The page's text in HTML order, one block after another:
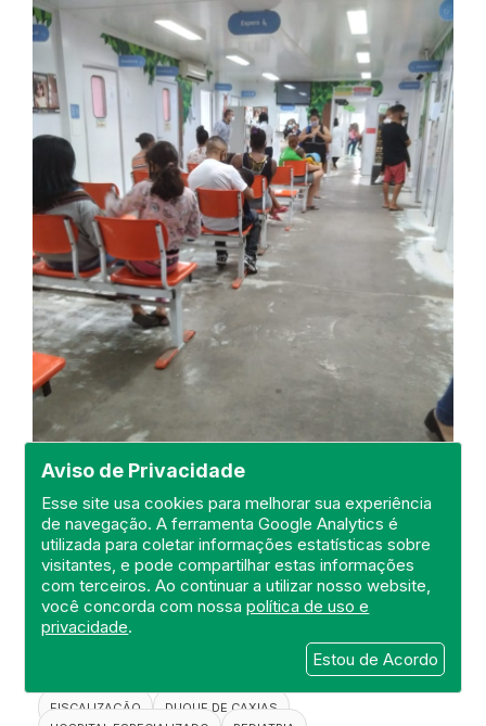
Aviso de Privacidade
Esse site usa cookies para melhorar sua experiência
de navegação. A ferramenta Google Analytics é
utilizada para coletar informações estatísticas sobre
visitantes, e pode compartilhar estas informações
com terceiros. Ao continuar a utilizar nosso website,
você concorda com nossapolítica de uso e
privacidade.
Estou de Acordo
Visita de Fiscalização na Unidade
de Pronto Atendimento -UPA
Infantil Walter Garcia Borges
DEFIS
FISCALIZAÇÃO
DUQUE DE CAXIAS